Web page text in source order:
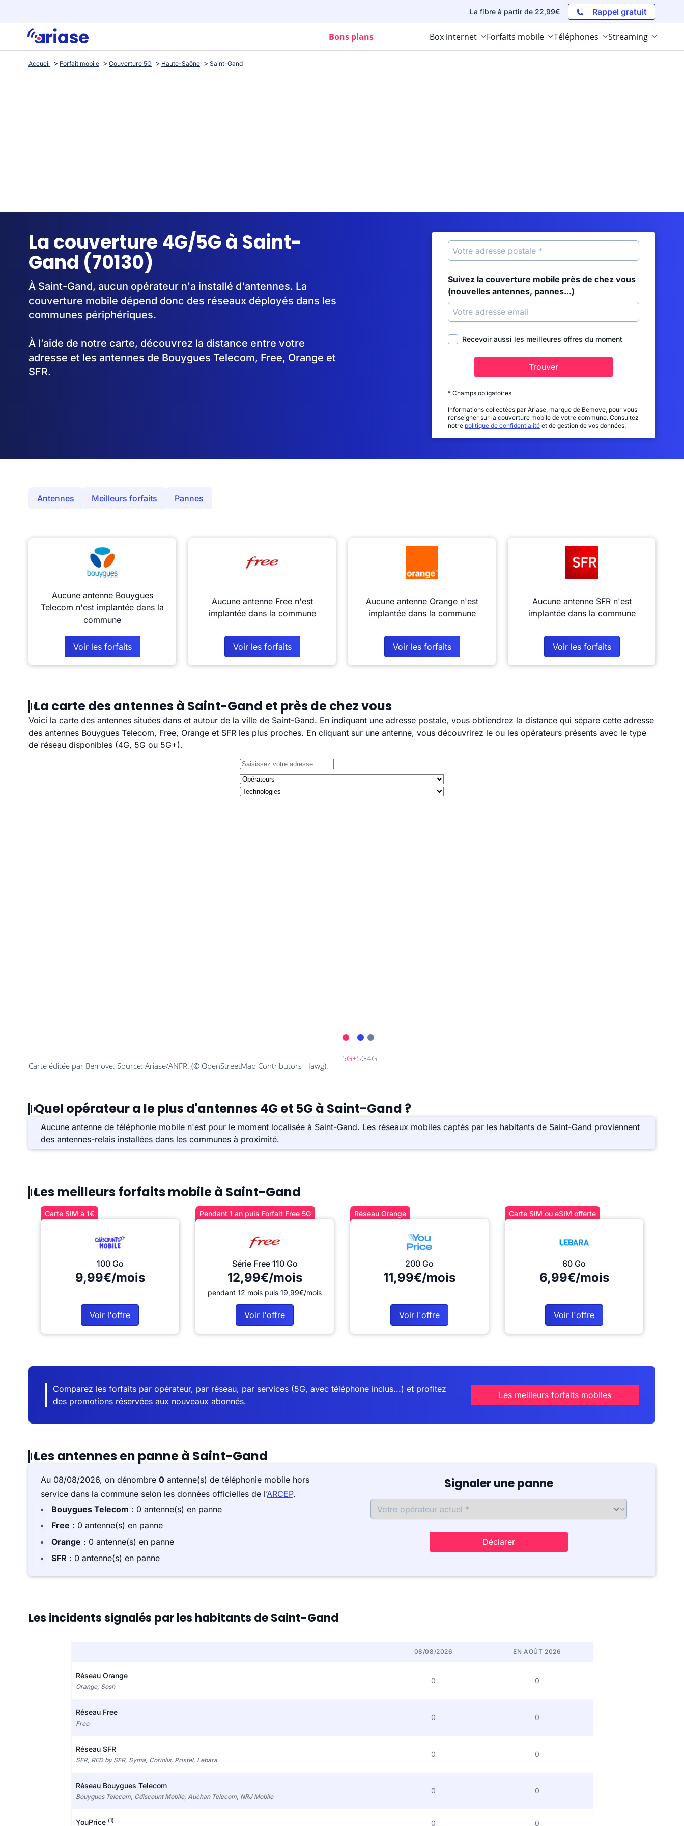
La fibre à partir de 22,99€ Rappel gratuit
Bons plans Box internet Forfaits mobile Téléphones Streaming
Accueil Forfait mobile Couverture 5G Haute-Saône Saint-Gand
La couverture 4G/5G à Saint-
Gand (70130)
À Saint-Gand, aucun opérateur n'a installé d'antennes. La
couverture mobile dépend donc des réseaux déployés dans les
communes périphériques.
À l’aide de notre carte, découvrez la distance entre votre
adresse et les antennes de Bouygues Telecom, Free, Orange et
SFR.
Suivez la couverture mobile près de chez vous
(nouvelles antennes, pannes...)
Recevoir aussi les meilleures offres du moment
Trouver
* Champs obligatoires
Informations collectées par Ariase, marque de Bemove, pour vous
renseigner sur la couverture mobile de votre commune. Consultez
notre politique de confidentialité et de gestion de vos données.
Antennes Meilleurs forfaits Pannes
Aucune antenne Bouygues
Telecom n'est implantée dans la
commune
Voir les forfaits
Aucune antenne Free n'est
implantée dans la commune
Voir les forfaits
Aucune antenne Orange n'est
implantée dans la commune
Voir les forfaits
Aucune antenne SFR n'est
implantée dans la commune
Voir les forfaits
La carte des antennes à Saint-Gand et près de chez vous
Voici la carte des antennes situées dans et autour de la ville de Saint-Gand. En indiquant une adresse postale, vous obtiendrez la distance qui sépare cette adresse
des antennes Bouygues Telecom, Free, Orange et SFR les plus proches. En cliquant sur une antenne, vous découvrirez le ou les opérateurs présents avec le type
de réseau disponibles (4G, 5G ou 5G+).
Quel opérateur a le plus d'antennes 4G et 5G à Saint-Gand ?
Aucune antenne de téléphonie mobile n'est pour le moment localisée à Saint-Gand. Les réseaux mobiles captés par les habitants de Saint-Gand proviennent
des antennes-relais installées dans les communes à proximité.
Les meilleurs forfaits mobile à Saint-Gand
Carte SIM à 1€
100 Go
9,99€/mois
Voir l'offre
Pendant 1 an puis Forfait Free 5G
Série Free 110 Go
12,99€/mois
pendant 12 mois puis 19,99€/mois
Voir l'offre
Réseau Orange
200 Go
11,99€/mois
Voir l'offre
Carte SIM ou eSIM offerte
60 Go
6,99€/mois
Voir l'offre
Comparez les forfaits par opérateur, par réseau, par services (5G, avec téléphone inclus...) et profitez
des promotions réservées aux nouveaux abonnés.
Les meilleurs forfaits mobiles
Les antennes en panne à Saint-Gand
Au 08/08/2026, on dénombre 0 antenne(s) de téléphonie mobile hors
service dans la commune selon les données officielles de l’ARCEP.
Bouygues Telecom : 0 antenne(s) en panne
Free : 0 antenne(s) en panne
Orange : 0 antenne(s) en panne
SFR : 0 antenne(s) en panne
Signaler une panne
Déclarer
Les incidents signalés par les habitants de Saint-Gand
08/08/2026 EN AOÛT 2026
Réseau Orange
Orange, Sosh
0 0
Réseau Free
Free
0 0
Réseau SFR
SFR, RED by SFR, Syma, Coriolis, Prixtel, Lebara
0 0
Réseau Bouygues Telecom
Bouygues Telecom, Cdiscount Mobile, Auchan Telecom, NRJ Mobile
0 0
YouPrice (1) 0 0